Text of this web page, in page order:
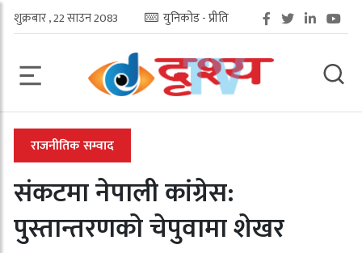
शुक्रबार , 22 साउन 2083 युनिकोड - प्रीति
राजनीतिक सम्वाद
संकटमा नेपाली कांग्रेस:
पुस्तान्तरणको चेपुवामा शेखर